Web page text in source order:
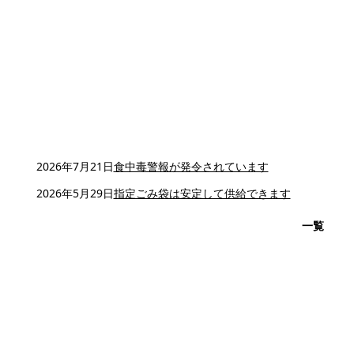
2026年7月21日食中毒警報が発令されています
2026年5月29日指定ごみ袋は安定して供給できます
一覧